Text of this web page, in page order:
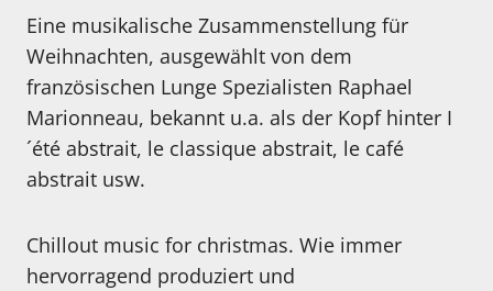
Eine musikalische Zusammenstellung für
Weihnachten, ausgewählt von dem
französischen Lunge Spezialisten Raphael
Marionneau, bekannt u.a. als der Kopf hinter I
´été abstrait, le classique abstrait, le café
abstrait usw.
Chillout music for christmas. Wie immer
hervorragend produziert und